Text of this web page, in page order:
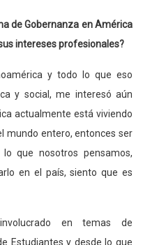
de Gobernanza en América
intereses profesionales?
y todo lo que eso
y social, me interesó aún
actualmente está viviendo
mundo entero, entonces ser
que nosotros pensamos,
en el país, siento que es
en temas de
Estudiantes y desde lo que